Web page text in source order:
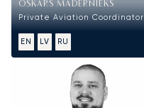
OSKARS MADERNIEKS
Private Aviation Coordinator
EN LV RU